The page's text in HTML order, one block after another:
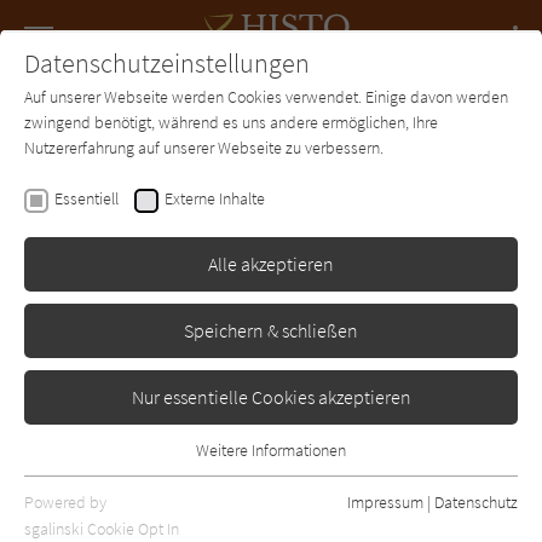
SUCHE Forum Charts Newsletter
Pauline Gedge
Das Mädchen Thu und
der Pharao
Rowohlt
Datenschutzeinstellungen
Auf unserer Webseite werden Cookies verwendet. Einige davon werden
zwingend benötigt, während es uns andere ermöglichen, Ihre
Nutzererfahrung auf unserer Webseite zu verbessern.
Essentiell Externe Inhalte
Alle akzeptieren
Speichern & schließen
Nur essentielle Cookies akzeptieren
Essentielle Cookies werden für grundlegende Funktionen der
Webseite benötigt. Dadurch ist gewährleistet, dass die Webseite
Weitere Informationen
Powered by
sgalinski Cookie Opt In
Impressum | Datenschutz